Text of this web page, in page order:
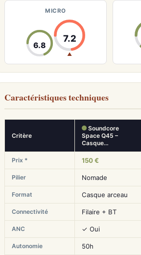
MICRO
6.8
7.2
▲
Caractéristiques techniques
Critère
Soundcore
Space Q45 –
Casque…
Prix * 150 €
Pilier Nomade
Format Casque arceau
Connectivité Filaire + BT
ANC ✓ Oui
Autonomie 50h